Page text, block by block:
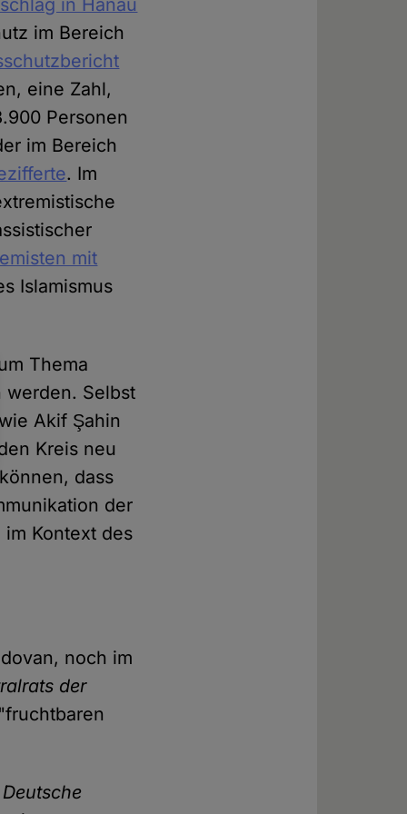
in Hanau
im Bereich
eine Zahl,
Personen
im Bereich
. Im
mit
Islamismus
Thema
werden. Selbst
Akif Şahin
Kreis neu
dass
der
Kontext des
noch im
der
Deutsche